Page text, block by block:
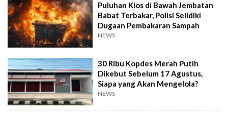
Puluhan Kios di Bawah Jembatan
Babat Terbakar, Polisi Selidiki
Dugaan Pembakaran Sampah
NEWS
30 Ribu Kopdes Merah Putih
Dikebut Sebelum 17 Agustus,
Siapa yang Akan Mengelola?
NEWS